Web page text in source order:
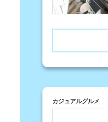
カジュアルグルメ